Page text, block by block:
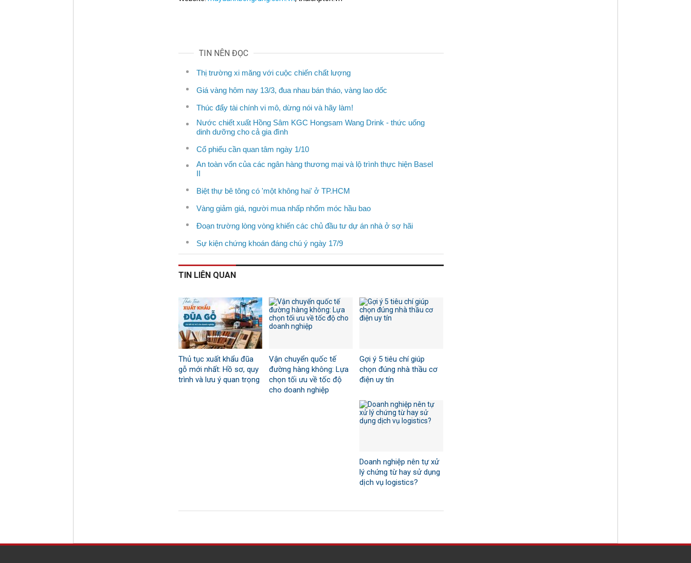
TIN NÊN ĐỌC
Thị trường xi măng với cuộc chiến chất lượng
Giá vàng hôm nay 13/3, đua nhau bán tháo, vàng lao dốc
Thúc đẩy tài chính vi mô, dừng nói và hãy làm!
Nước chiết xuất Hồng Sâm KGC Hongsam Wang Drink - thức uống
dinh dưỡng cho cả gia đình
Cổ phiếu cần quan tâm ngày 1/10
An toàn vốn của các ngân hàng thương mại và lộ trình thực hiện Basel
II
Biệt thự bê tông có 'một không hai' ở TP.HCM
Vàng giảm giá, người mua nhấp nhổm móc hầu bao
Đoạn trường lòng vòng khiến các chủ đầu tư dự án nhà ở sợ hãi
Sự kiện chứng khoán đáng chú ý ngày 17/9
TIN LIÊN QUAN
Thủ tục xuất khẩu đũa
gỗ mới nhất: Hồ sơ, quy
trình và lưu ý quan trọng
Vận chuyển quốc tế
đường hàng không: Lựa
chọn tối ưu về tốc độ
cho doanh nghiệp
Gợi ý 5 tiêu chí giúp
chọn đúng nhà thầu cơ
điện uy tín
Doanh nghiệp nên tự xử
lý chứng từ hay sử dụng
dịch vụ logistics?